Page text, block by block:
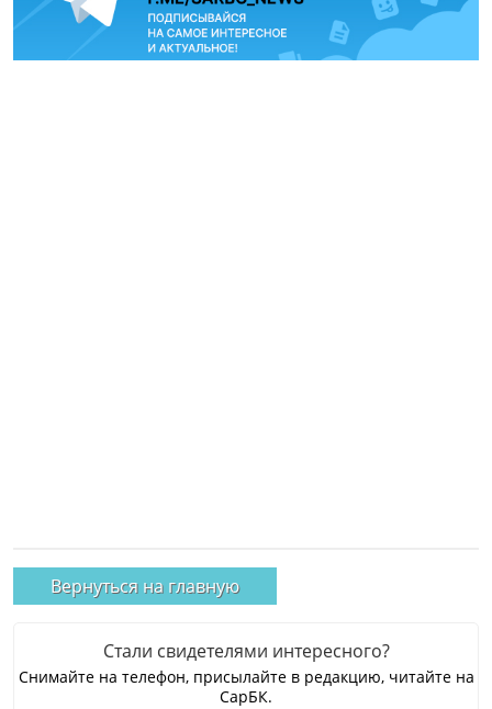
Вернуться на главную
Стали свидетелями интересного?
Снимайте на телефон, присылайте в редакцию, читайте на
СарБК.